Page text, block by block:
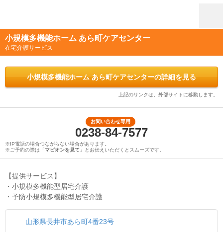
小規模多機能ホーム あら町ケアセンター
在宅介護サービス
小規模多機能ホーム あら町ケアセンターの詳細を見る
上記のリンクは、外部サイトに移動します。
お問い合わせ専用
0238-84-7577
※IP電話の場合つながらない場合があります。
※ご予約の際は「マピオンを見て 」とお伝えいただくとスムーズです。
【提供サービス】
・小規模多機能型居宅介護
・予防小規模多機能型居宅介護
山形県長井市あら町4番23号